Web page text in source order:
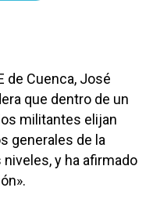
de Cuenca, José
que dentro de un
militantes elijan
generales de la
y ha afirmado